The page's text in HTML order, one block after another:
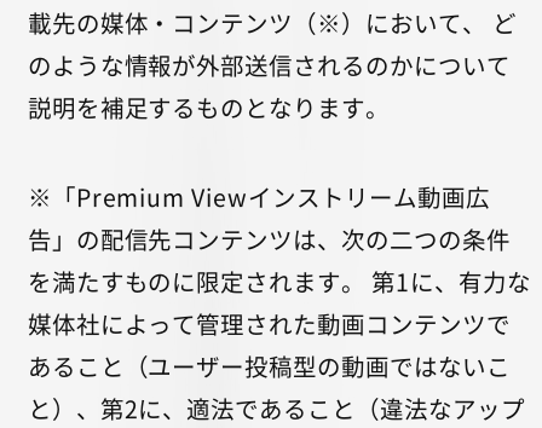
載先の媒体・コンテンツ（※）において、 ど
のような情報が外部送信されるのかについて
説明を補足するものとなります。
※「Premium Viewインストリーム動画広
告」の配信先コンテンツは、次の二つの条件
を満たすものに限定されます。 第1に、有力な
媒体社によって管理された動画コンテンツで
あること（ユーザー投稿型の動画ではないこ
と）、第2に、適法であること（違法なアップ